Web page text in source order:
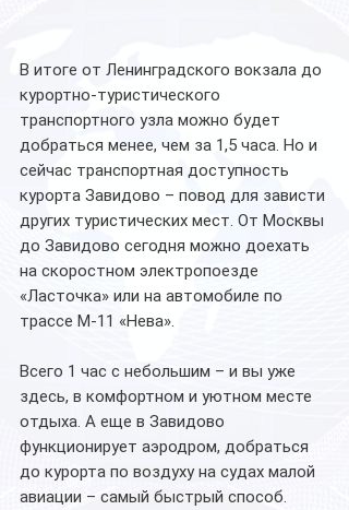
В итоге от Ленинградского вокзала до
курортно-туристического
транспортного узла можно будет
добраться менее, чем за 1,5 часа. Но и
сейчас транспортная доступность
курорта Завидово – повод для зависти
других туристических мест. От Москвы
до Завидово сегодня можно доехать
на скоростном электропоезде
«Ласточка» или на автомобиле по
трассе М-11 «Нева».
Всего 1 час с небольшим – и вы уже
здесь, в комфортном и уютном месте
отдыха. А еще в Завидово
функционирует аэродром, добраться
до курорта по воздуху на судах малой
авиации – самый быстрый способ.